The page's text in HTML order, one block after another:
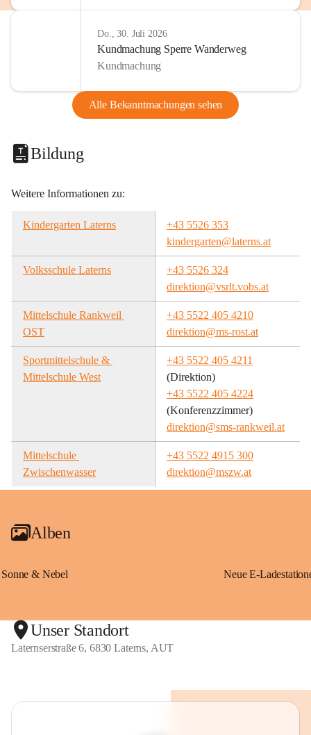
Do., 30. Juli 2026
Kundmachung Sperre Wanderweg
Kundmachung
Alle Bekanntmachungen sehen
Bildung
Weitere Informationen zu:
Kindergarten Laterns
+43 5526 353
kindergarten@laterns.at
Volksschule Laterns
+43 5526 324
direktion@vsrlt.vobs.at
Mittelschule Rankweil
OST
+43 5522 405 4210
direktion@ms-rost.at
Sportmittelschule &
Mittelschule West
+43 5522 405 4211
(Direktion)
+43 5522 405 4224
(Konferenzzimmer)
direktion@sms-rankweil.at
Mittelschule
Zwischenwasser
+43 5522 4915 300
direktion@mszw.at
Alben
Sonne & Nebel
Unser Standort
Laternserstraße 6, 6830 Laterns, AUT